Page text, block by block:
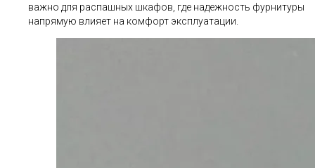
важно для распашных шкафов, где надежность фурнитуры
напрямую влияет на комфорт эксплуатации.